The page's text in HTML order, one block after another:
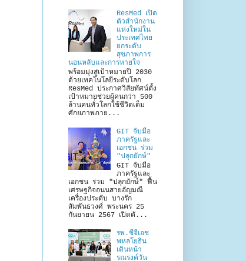
ResMed เปิด
ตัวสำนักงาน
แห่งใหม่ใน
ประเทศไทย
ยกระดับ
สุขภาพการ
นอนหลับและการหายใจ
พร้อมมุ่งสู่เป้าหมายปี 2030
ด้วยเทคโนโลยีระดับโลก
ResMed ประกาศวิสัยทัศน์ตั้ง
เป้าหมายช่วยผู้คนกว่า 500
ล้านคนทั่วโลกใช้ชีวิตเต็ม
ศักยภาพภาย...
GIT จับมือ
ภาครัฐและ
เอกชน ร่วม
"ปลุกยักษ์"
GIT จับมือ
ภาครัฐและ
เอกชน ร่วม "ปลุกยักษ์" ฟื้น
เศรษฐกิจถนนสายอัญมณี
เครื่องประดับ บางรัก
สัมพันธวงศ์ พระนคร 25
กันยายน 2567 เปิดตั...
รพ.ซีจีเอช
พหลโยธิน
เดินหน้า
รณรงค์วัน